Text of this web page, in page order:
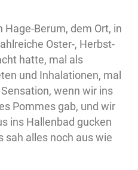
Berum, dem Ort, in
Oster-, Herbst-
hatte, mal als
und Inhalationen, mal
wenn wir ins
Pommes gab, und wir
ins Hallenbad gucken
sah alles noch aus wie